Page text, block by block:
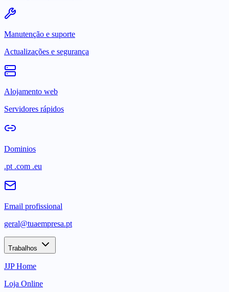
Manutenção e suporte
Actualizações e segurança
Alojamento web
Servidores rápidos
Dominios
.pt .com .eu
Email profissional
geral@tuaempresa.pt
Trabalhos
JJP Home
Loja Online